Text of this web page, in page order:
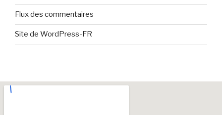
Flux des commentaires
Site de WordPress-FR